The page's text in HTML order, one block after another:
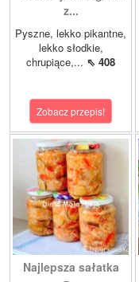
z...
Pyszne, lekko pikantne,
lekko słodkie,
chrupiące,... ⇖ 408
Zobacz przepis!
Najlepsza sałatka